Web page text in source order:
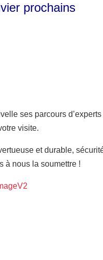
prochains
ses parcours
visite.
et durable,
à nous la soumettre !